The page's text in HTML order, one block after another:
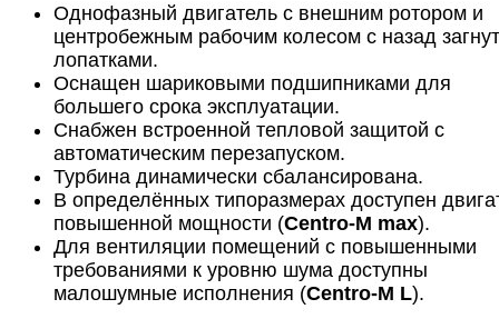
Однофазный двигатель с внешним ротором и
центробежным рабочим колесом с назад
лопатками.
Оснащен шариковыми подшипниками для
большего срока эксплуатации.
Снабжен встроенной тепловой защитой с
автоматическим перезапуском.
Турбина динамически сбалансирована.
В определённых типоразмерах доступен
повышенной мощности (Centro-M max).
Для вентиляции помещений с повышенными
требованиями к уровню шума доступны
малошумные исполнения (Centro-M L).